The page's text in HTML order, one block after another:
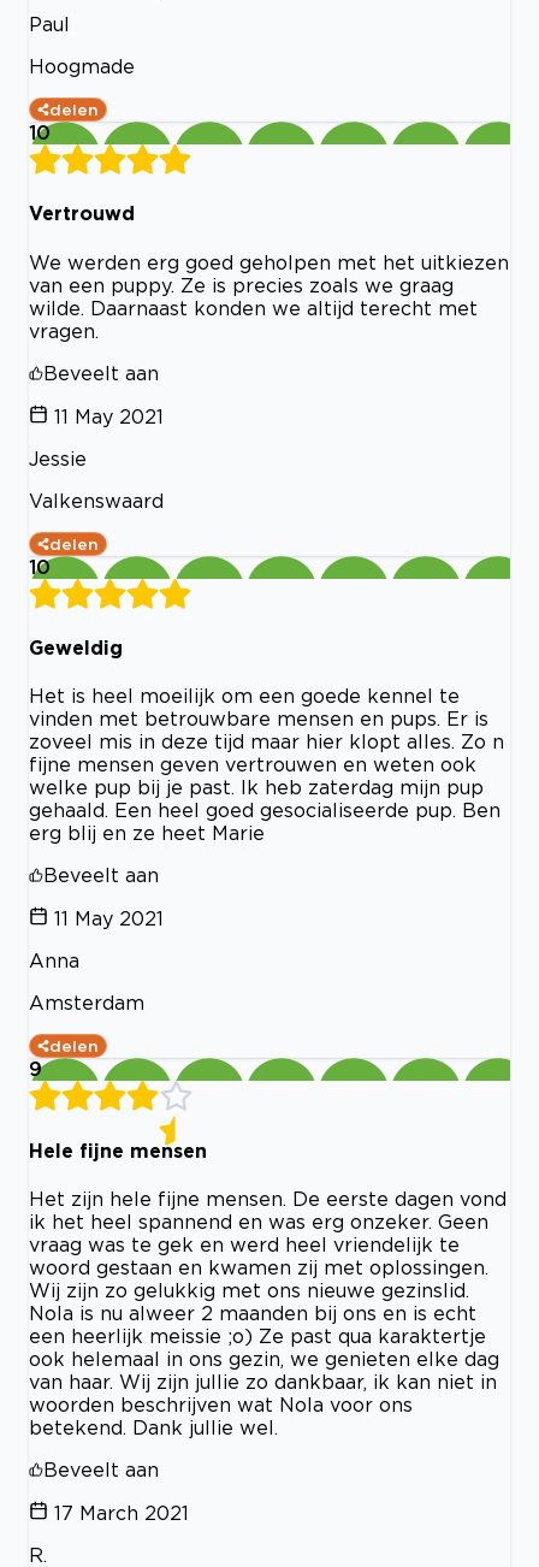
Paul
Hoogmade
delen
10
Vertrouwd
We werden erg goed geholpen met het uitkiezen
van een puppy. Ze is precies zoals we graag
wilde. Daarnaast konden we altijd terecht met
vragen.
Beveelt aan
11 May 2021
Jessie
Valkenswaard
delen
10
Geweldig
Het is heel moeilijk om een goede kennel te
vinden met betrouwbare mensen en pups. Er is
zoveel mis in deze tijd maar hier klopt alles. Zo n
fijne mensen geven vertrouwen en weten ook
welke pup bij je past. Ik heb zaterdag mijn pup
gehaald. Een heel goed gesocialiseerde pup. Ben
erg blij en ze heet Marie
Beveelt aan
11 May 2021
Anna
Amsterdam
delen
9
Hele fijne mensen
Het zijn hele fijne mensen. De eerste dagen vond
ik het heel spannend en was erg onzeker. Geen
vraag was te gek en werd heel vriendelijk te
woord gestaan en kwamen zij met oplossingen.
Wij zijn zo gelukkig met ons nieuwe gezinslid.
Nola is nu alweer 2 maanden bij ons en is echt
een heerlijk meissie ;o) Ze past qua karaktertje
ook helemaal in ons gezin, we genieten elke dag
van haar. Wij zijn jullie zo dankbaar, ik kan niet in
woorden beschrijven wat Nola voor ons
betekend. Dank jullie wel.
Beveelt aan
17 March 2021
R.